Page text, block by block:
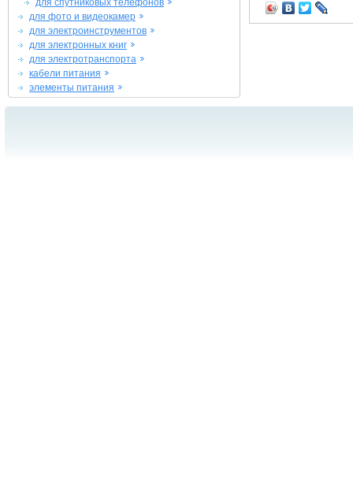
для спутниковых телефонов
для фото и видеокамер
для электроинструментов
для электронных книг
для электротранспорта
кабели питания
элементы питания